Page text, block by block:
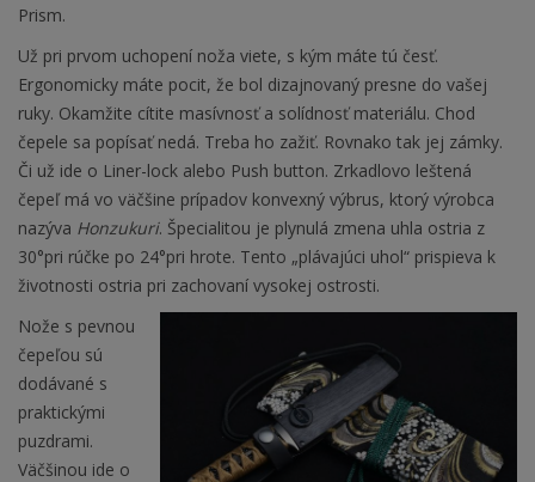
Prism.
Už pri prvom uchopení noža viete, s kým máte tú česť.
Ergonomicky máte pocit, že bol dizajnovaný presne do vašej
ruky. Okamžite cítite masívnosť a solídnosť materiálu. Chod
čepele sa popísať nedá. Treba ho zažiť. Rovnako tak jej zámky.
Či už ide o Liner-lock alebo Push button. Zrkadlovo leštená
čepeľ má vo väčšine prípadov konvexný výbrus, ktorý výrobca
nazýva Honzukuri. Špecialitou je plynulá zmena uhla ostria z
30°pri rúčke po 24°pri hrote. Tento „plávajúci uhol“ prispieva k
životnosti ostria pri zachovaní vysokej ostrosti.
Nože s pevnou
čepeľou sú
dodávané s
praktickými
puzdrami.
Väčšinou ide o